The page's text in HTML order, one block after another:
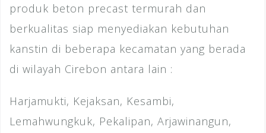
produk beton precast termurah dan
berkualitas siap menyediakan kebutuhan
kanstin di beberapa kecamatan yang berada
di wilayah Cirebon antara lain :
Harjamukti, Kejaksan, Kesambi,
Lemahwungkuk, Pekalipan, Arjawinangun,